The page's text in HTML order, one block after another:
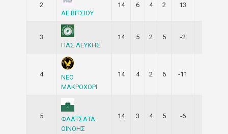
2
ΑΕ ΒΙΤΣΙΟΥ
14 6 4 2 13
3
ΠΑΣ ΛΕΥΚΗΣ
14 5 2 5 -2
4
ΝΕΟ
ΜΑΚΡΟΧΩΡΙ
14 4 2 6 -11
5
ΦΛΑΤΣΑΤΑ
ΟΙΝΟΗΣ
14 3 4 5 -6